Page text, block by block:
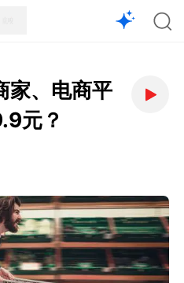
家、电商平
元？